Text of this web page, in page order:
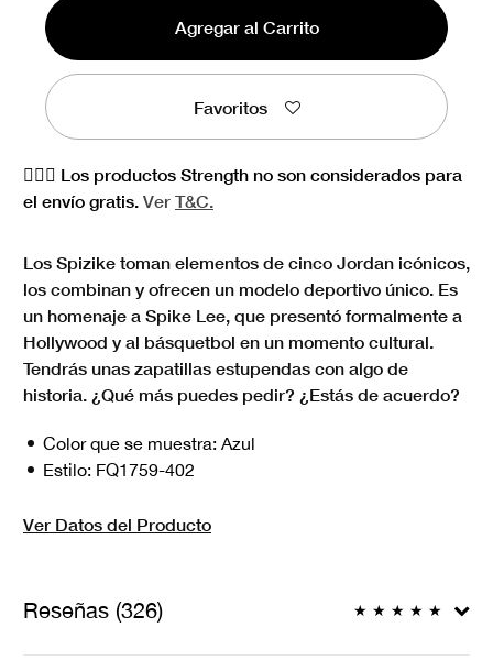
Agregar al Carrito
Favoritos
🏋🏻‍♀️ Los productos Strength no son considerados para
el envío gratis. Ver T&C.
Los Spizike toman elementos de cinco Jordan icónicos,
los combinan y ofrecen un modelo deportivo único. Es
un homenaje a Spike Lee, que presentó formalmente a
Hollywood y al básquetbol en un momento cultural.
Tendrás unas zapatillas estupendas con algo de
historia. ¿Qué más puedes pedir? ¿Estás de acuerdo?
Color que se muestra: Azul
Estilo: FQ1759-402
Ver Datos del Producto
Reseñas (326) ★ ★ ★ ★ ★